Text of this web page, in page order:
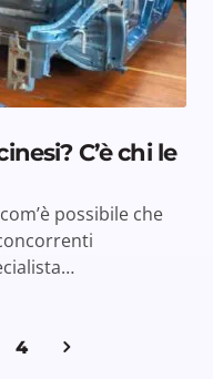
C’è chi le
possibile che
4